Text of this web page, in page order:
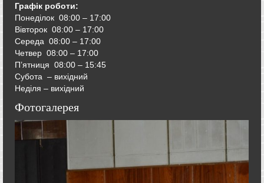
Графік роботи:
Понеділок 08:00 – 17:00
Вівторок 08:00 – 17:00
Середа 08:00 – 17:00
Четвер 08:00 – 17:00
П’ятниця 08:00 – 15:45
Субота – вихідний
Неділя – вихідний
Фотогалерея